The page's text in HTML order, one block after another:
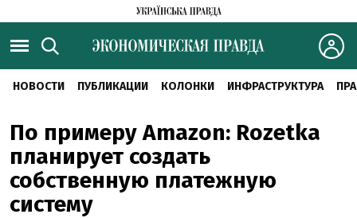
НОВОСТИ ПУБЛИКАЦИИ КОЛОНКИ ИНФРАСТРУКТУРА
По примеру Amazon: Rozetka
планирует создать
собственную платежную
систему